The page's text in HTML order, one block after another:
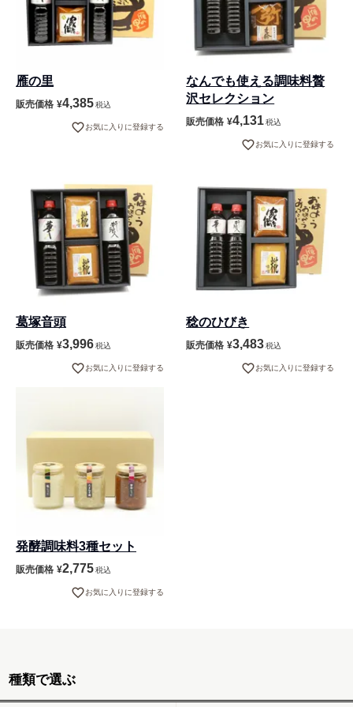
雁の里
販売価格 ¥4,385税込
お気に入りに登録する
なんでも使える調味料贅
沢セレクション
販売価格 ¥4,131 税込
お気に入りに登録する
葛塚音頭
販売価格 ¥3,996税込
お気に入りに登録する
稔のひびき
販売価格 ¥3,483 税込
お気に入りに登録する
発酵調味料3種セット
販売価格 ¥2,775税込
お気に入りに登録する
種類で選ぶ